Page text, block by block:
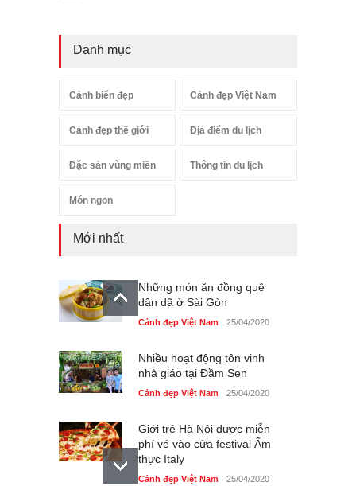
Danh mục
Cảnh biển đẹp Cảnh đẹp Việt Nam
Cảnh đẹp thế giới Địa điểm du lịch
Đặc sản vùng miền Thông tin du lịch
Món ngon
Mới nhất
Những món ăn đồng quê
dân dã ở Sài Gòn
Cảnh đẹp Việt Nam 25/04/2020
Nhiều hoạt động tôn vinh
nhà giáo tại Đầm Sen
Cảnh đẹp Việt Nam 25/04/2020
Giới trẻ Hà Nội được miễn
phí vé vào cửa festival Ẩm
thực Italy
Cảnh đẹp Việt Nam 25/04/2020